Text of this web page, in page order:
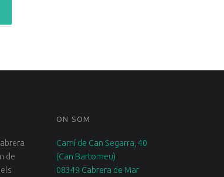
de
ON SOM
Camí de Can Segarra, 40
(Can Bartomeu)
08349 Cabrera de Mar